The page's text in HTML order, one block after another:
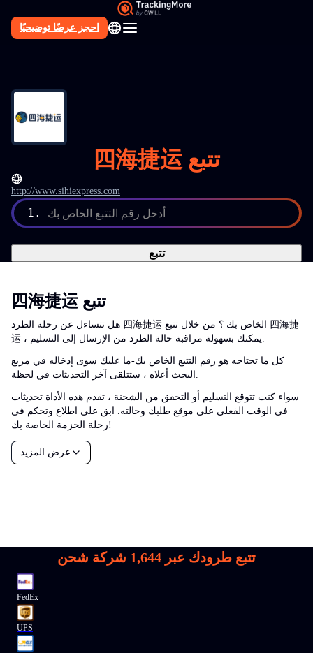
احجز عرضًا توضيحيًا
AR
四海捷运 تتبع
http://www.sihiexpress.com
1. أدخل رقم التتبع الخاص بك
تتبع
四海捷运 تتبع
هل تتساءل عن رحلة الطرد 四海捷运 الخاص بك ؟ من خلال تتبع 四海捷
运 ، يمكنك بسهولة مراقبة حالة الطرد من الإرسال إلى التسليم.
كل ما تحتاجه هو رقم التتبع الخاص بك-ما عليك سوى إدخاله في مربع
البحث أعلاه ، ستتلقى آخر التحديثات في لحظة.
سواء كنت تتوقع التسليم أو التحقق من الشحنة ، تقدم هذه الأداة تحديثات
في الوقت الفعلي على موقع طلبك وحالته. ابق على اطلاع وتحكم في
رحلة الحزمة الخاصة بك!
عرض المزيد
تتبع طرودك عبر 1,644 شركة شحن
FedEx
UPS